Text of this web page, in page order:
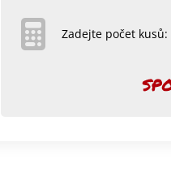
Zadejte počet kusů: